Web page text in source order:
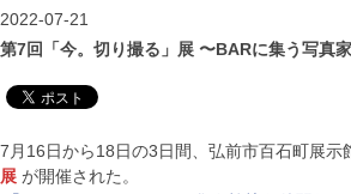
2022-07-21
第7回「今。切り撮る」展 〜BARに集う写真
7月16日から18日の3日間、弘前市百石町展示
展 が開催された。